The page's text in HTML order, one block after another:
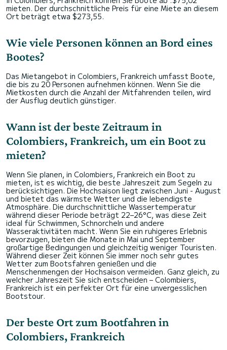
mieten. Der durchschnittliche Preis für eine Miete an diesem
Ort beträgt etwa $273,55.
Wie viele Personen können an Bord eines
Bootes?
Das Mietangebot in Colombiers, Frankreich umfasst Boote,
die bis zu 20 Personen aufnehmen können. Wenn Sie die
Mietkosten durch die Anzahl der Mitfahrenden teilen, wird
der Ausflug deutlich günstiger.
Wann ist der beste Zeitraum in
Colombiers, Frankreich, um ein Boot zu
mieten?
Wenn Sie planen, in Colombiers, Frankreich ein Boot zu
mieten, ist es wichtig, die beste Jahreszeit zum Segeln zu
berücksichtigen. Die Hochsaison liegt zwischen Juni - August
und bietet das wärmste Wetter und die lebendigste
Atmosphäre. Die durchschnittliche Wassertemperatur
während dieser Periode beträgt 22–26°C, was diese Zeit
ideal für Schwimmen, Schnorcheln und andere
Wasseraktivitäten macht. Wenn Sie ein ruhigeres Erlebnis
bevorzugen, bieten die Monate in Mai und September
großartige Bedingungen und gleichzeitig weniger Touristen.
Während dieser Zeit können Sie immer noch sehr gutes
Wetter zum Bootsfahren genießen und die
Menschenmengen der Hochsaison vermeiden. Ganz gleich, zu
welcher Jahreszeit Sie sich entscheiden – Colombiers,
Frankreich ist ein perfekter Ort für eine unvergesslichen
Bootstour.
Der beste Ort zum Bootfahren in
Colombiers, Frankreich